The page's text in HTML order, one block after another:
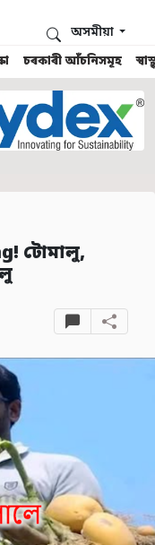
চৰকাৰী আঁচনিসমূহ
অসমীয়া
টোমালু,